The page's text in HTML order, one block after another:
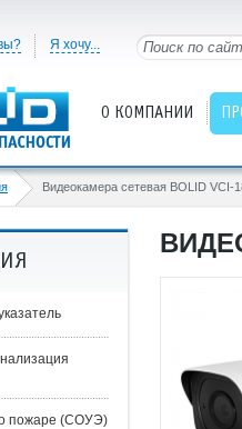
Я хочу...
О КОМПАНИИ
Видеокамера сетевая BOLID VCI-
пожаре (СОУЭ)